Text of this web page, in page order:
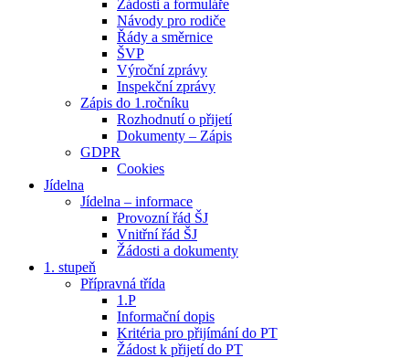
Žádosti a formuláře
Návody pro rodiče
Řády a směrnice
ŠVP
Výroční zprávy
Inspekční zprávy
Zápis do 1.ročníku
Rozhodnutí o přijetí
Dokumenty – Zápis
GDPR
Cookies
Jídelna
Jídelna – informace
Provozní řád ŠJ
Vnitřní řád ŠJ
Žádosti a dokumenty
1. stupeň
Přípravná třída
1.P
Informační dopis
Kritéria pro přijímání do PT
Žádost k přijetí do PT